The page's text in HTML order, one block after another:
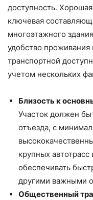
доступность.
ключевая
многоэтажного
удобство
транспортной
учетом нескольких
Близость к
Участок должен
отъезда, с
крупных
обеспечивать
другими важными
Общественный